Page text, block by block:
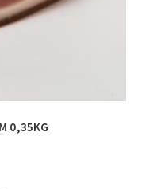
0,35KG